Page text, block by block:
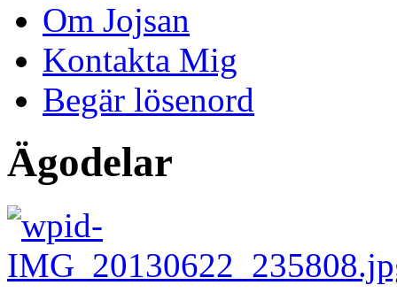
Om Jojsan
Kontakta Mig
Begär lösenord
Ägodelar